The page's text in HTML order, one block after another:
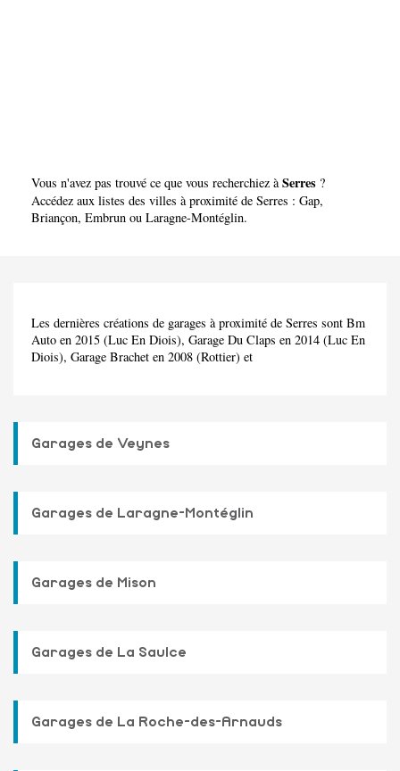
Vous n'avez pas trouvé ce que vous recherchiez àSerres ?
Accédez aux listes des villes à proximité de Serres : Gap,
Briançon, Embrun ou Laragne-Montéglin.
Les dernières créations de garages à proximité de Serres sont Bm
Auto en 2015 (Luc En Diois), Garage Du Claps en 2014 (Luc En
Diois), Garage Brachet en 2008 (Rottier) et
Garages de Veynes
Garages de Laragne-Montéglin
Garages de Mison
Garages de La Saulce
Garages de La Roche-des-Arnauds